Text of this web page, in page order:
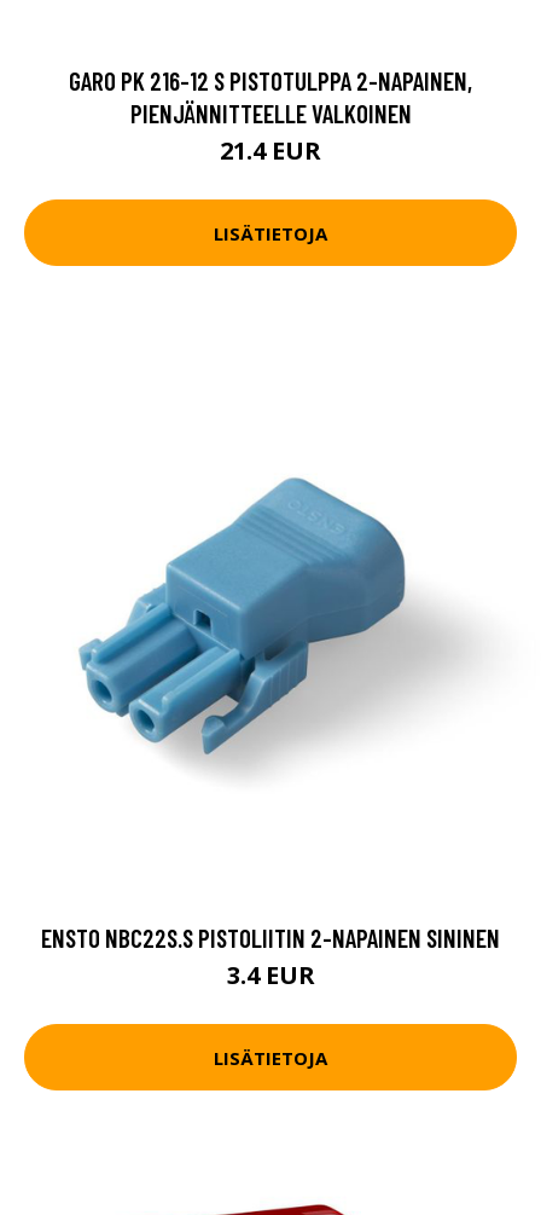
GARO PK 216-12 S PISTOTULPPA 2-NAPAINEN,
PIENJÄNNITTEELLE VALKOINEN
21.4 EUR
LISÄTIETOJA
ENSTO NBC22S.S PISTOLIITIN 2-NAPAINEN SININEN
3.4 EUR
LISÄTIETOJA